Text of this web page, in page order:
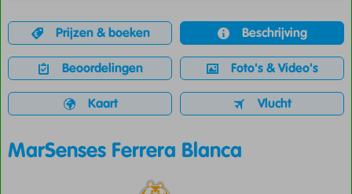
Prijzen & boeken Beschrijving
Beoordelingen Foto's & Video's
Kaart Vlucht
MarSenses Ferrera Blanca